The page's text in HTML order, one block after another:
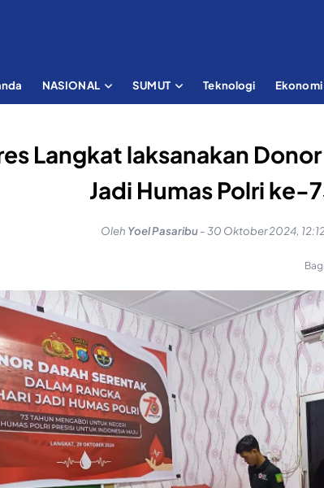
NASIONAL SUMUT Teknologi Ekonomi
Langkat laksanakan
Jadi Humas Polri ke-
Oleh Yoel Pasaribu -30 Oktober 2024,